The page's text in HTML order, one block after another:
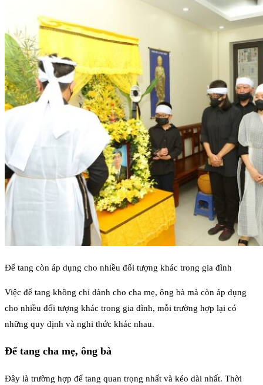
Để tang còn áp dụng cho nhiều đối tượng khác trong gia đình
Việc để tang không chỉ dành cho cha mẹ, ông bà mà còn áp dụng
cho nhiều đối tượng khác trong gia đình, mỗi trường hợp lại có
những quy định và nghi thức khác nhau.
Để tang cha mẹ, ông bà
Đây là trường hợp để tang quan trọng nhất và kéo dài nhất. Thời